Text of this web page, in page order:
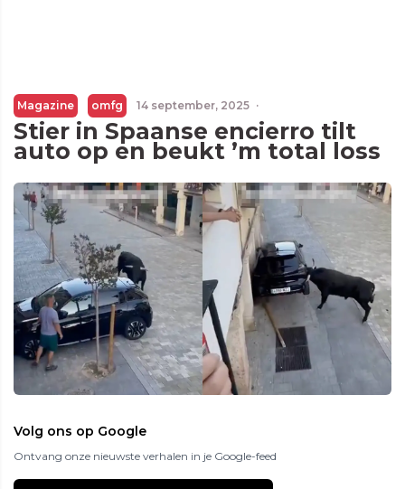
Magazine omfg 14 september, 2025 ·
Stier in Spaanse encierro tilt
auto op en beukt ’m total loss
Volg ons op Google
Ontvang onze nieuwste verhalen in je Google-feed